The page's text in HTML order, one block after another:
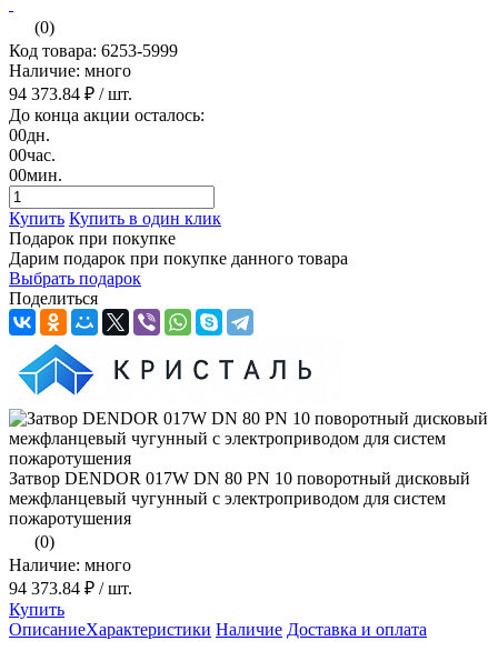
(0)
Код товара: 6253-5999
Наличие: много
94 373.84 ₽ / шт.
До конца акции осталось:
00дн.
00час.
00мин.
Купить Купить в один клик
Подарок при покупке
Дарим подарок при покупке данного товара
Выбрать подарок
Поделиться
Затвор DENDOR 017W DN 80 PN 10 поворотный дисковый
межфланцевый чугунный с электроприводом для систем
пожаротушения
(0)
Наличие: много
94 373.84 ₽ / шт.
Купить
ОписаниеХарактеристики Наличие Доставка и оплата